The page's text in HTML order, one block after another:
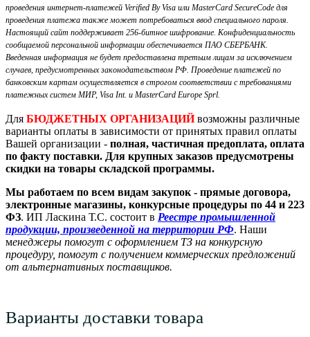
проведения интернет-платежей Verified By Visa или MasterCard SecureCode для
проведения платежа также может потребоваться ввод специального пароля.
Настоящий сайт поддерживает 256-битное шифрование. Конфиденциальность
сообщаемой персональной информации обеспечивается ПАО СБЕРБАНК.
Введенная информация не будет предоставлена третьим лицам за исключением
случаев, предусмотренных законодательством РФ. Проведение платежей по
банковским картам осуществляется в строгом соответствии с требованиями
платежных систем МИР, Visa Int. и MasterCard Europe Sprl.
Для БЮДЖЕТНЫХ ОРГАНИЗАЦИЙ возможны различные
варианты оплаты в зависимости от принятых правил оплаты
Вашей организации - полная, частичная предоплата, оплата
по факту поставки. Для крупных заказов предусмотрены
скидки на товары складской программы.
Мы работаем по всем видам закупок - прямые договора,
электронные магазины, конкурсные процедуры по 44 и 223
ФЗ. ИП Ласкина Т.С. состоит в Реестре промышленной
продукции, произведенной на территории РФ. Наши
менеджеры помогут с оформлением ТЗ на конкурсную
процедуру, помогут с получением коммерческих предложений
от альтернативных поставщиков.
Варианты доставки товара